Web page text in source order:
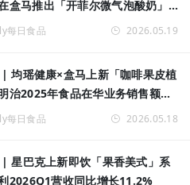
盒马推出「开菲尔微气泡酸奶」
每日食品 2026.05.19
均瑶健康×盒马上新「咖啡果皮植
治2025年食品在华业务销售额同
每日食品 2026.05.18
星巴克上新即饮「果香美式」系
2026Q1营收同比增长11.2%